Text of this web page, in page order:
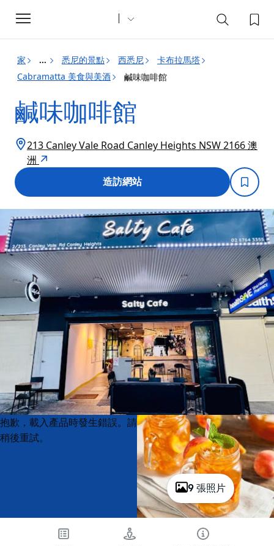
Toggle
navigation
家 ... 悉尼的景點 西悉尼
卡布拉馬塔
Cabramatta 美食與美酒
鹹味咖啡館
鹹味咖啡館
213 Canley Vale Road Canley Heights NSW 2166 澳
洲
造訪網站
9 張照片
Product
List
Product
List
抱歉，載入產品時發生錯誤。請
稍後重試。